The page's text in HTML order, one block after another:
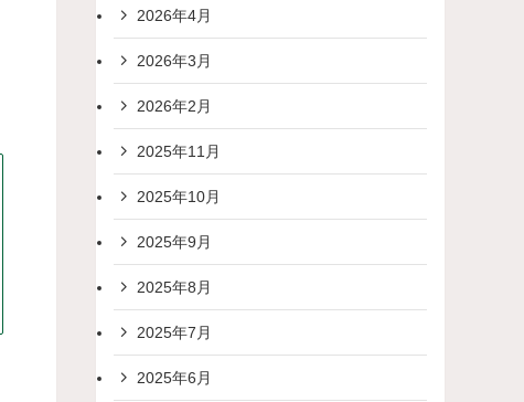
2026年4月
2026年3月
2026年2月
2025年11月
2025年10月
2025年9月
2025年8月
2025年7月
2025年6月